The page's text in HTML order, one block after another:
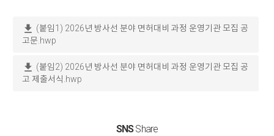
download (붙임1) 2026년 방사선 분야 면허대비 과정 운영기관 모집 공
고문.hwp
download (붙임2) 2026년 방사선 분야 면허대비 과정 운영기관 모집 공
고 제출서식.hwp
SNSShare